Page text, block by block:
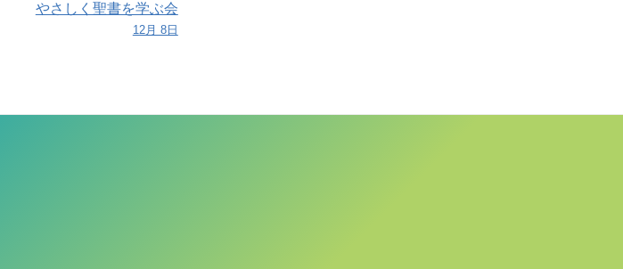
やさしく聖書を学ぶ会
12月 8日